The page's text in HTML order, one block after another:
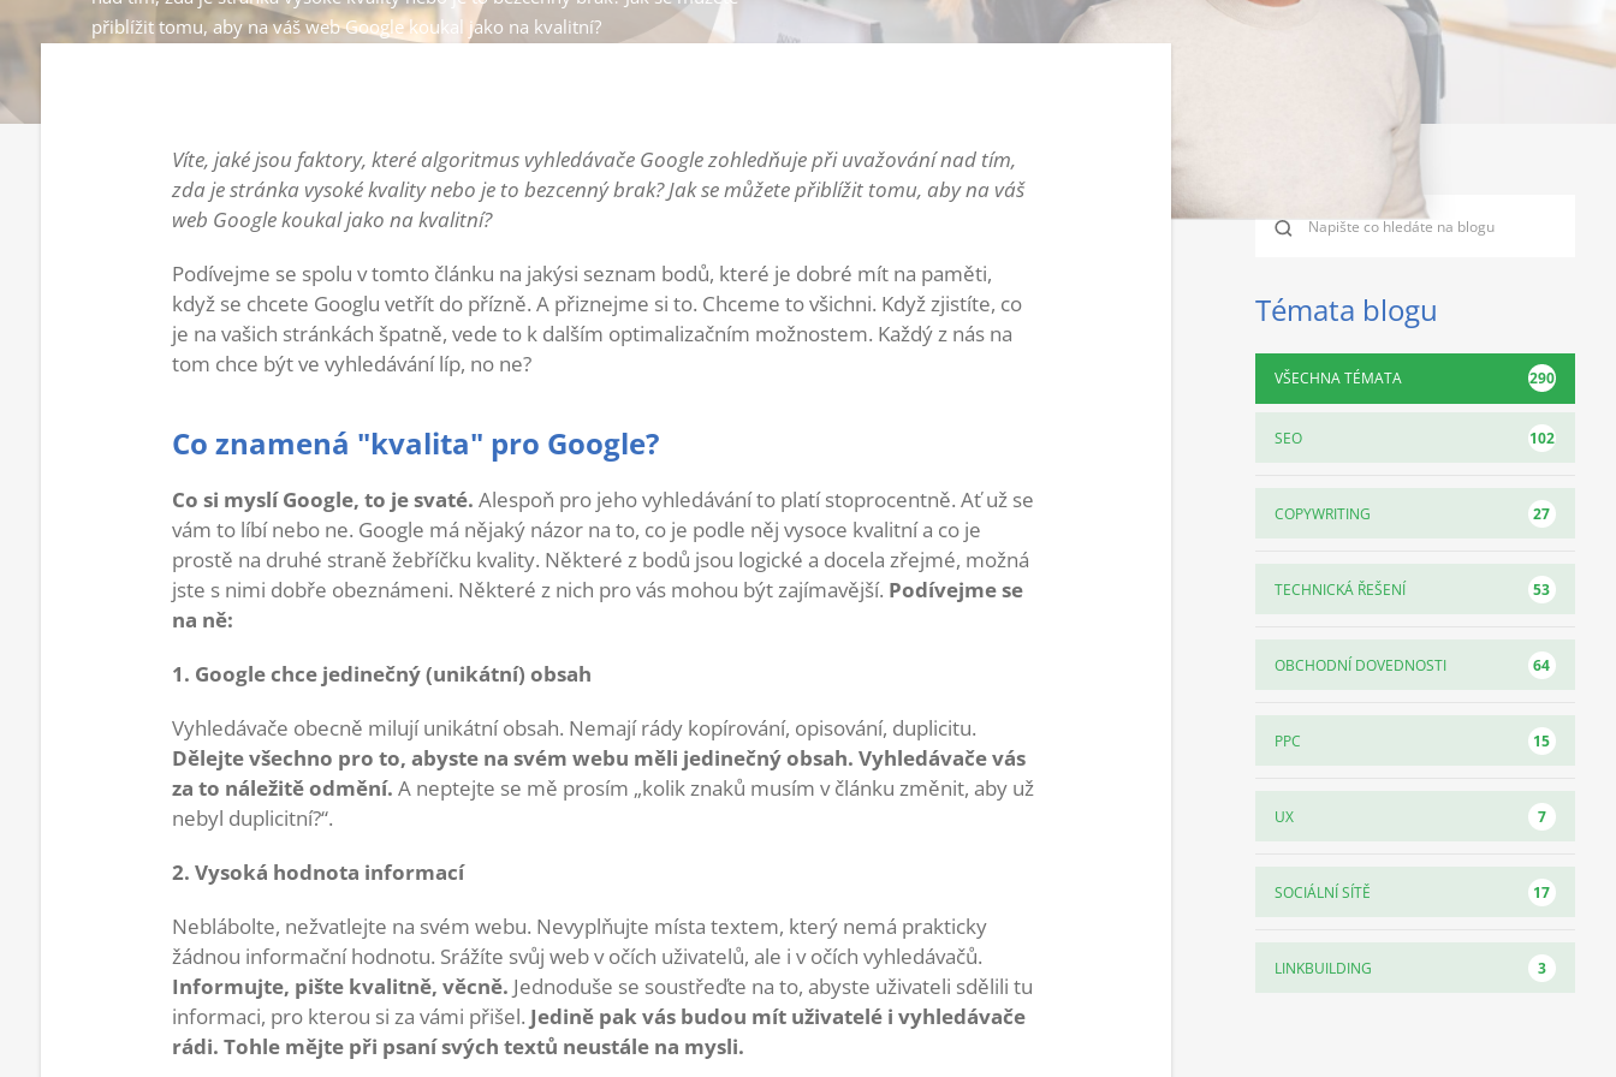
přiblížit tomu, aby na váš web Google koukal jako na kvalitní?
Víte, jaké jsou faktory, které algoritmus vyhledávače Google zohledňuje při uvažování nad tím,
zda je stránka vysoké kvality nebo je to bezcenný brak? Jak se můžete přiblížit tomu, aby na váš
web Google koukal jako na kvalitní?
Podívejme se spolu v tomto článku na jakýsi seznam bodů, které je dobré mít na paměti,
když se chcete Googlu vetřít do přízně. A přiznejme si to. Chceme to všichni. Když zjistíte, co
je na vašich stránkách špatně, vede to k dalším optimalizačním možnostem. Každý z nás na
tom chce být ve vyhledávání líp, no ne?
Co znamená "kvalita" pro Google?
Co si myslí Google, to je svaté. Alespoň pro jeho vyhledávání to platí stoprocentně. Ať už se
vám to líbí nebo ne. Google má nějaký názor na to, co je podle něj vysoce kvalitní a co je
prostě na druhé straně žebříčku kvality. Některé z bodů jsou logické a docela zřejmé, možná
jste s nimi dobře obeznámeni. Některé z nich pro vás mohou být zajímavější. Podívejme se
na ně:
1. Google chce jedinečný (unikátní) obsah
Vyhledávače obecně milují unikátní obsah. Nemají rády kopírování, opisování, duplicitu.
Dělejte všechno pro to, abyste na svém webu měli jedinečný obsah. Vyhledávače vás
za to náležitě odmění. A neptejte se mě prosím „kolik znaků musím v článku změnit, aby už
nebyl duplicitní?“.
2. Vysoká hodnota informací
Neblábolte, nežvatlejte na svém webu. Nevyplňujte místa textem, který nemá prakticky
žádnou informační hodnotu. Srážíte svůj web v očích uživatelů, ale i v očích vyhledávačů.
Informujte, pište kvalitně, věcně. Jednoduše se soustřeďte na to, abyste uživateli sdělili tu
informaci, pro kterou si za vámi přišel. Jedině pak vás budou mít uživatelé i vyhledávače
rádi. Tohle mějte při psaní svých textů neustále na mysli.
Témata blogu
VŠECHNA TÉMATA 290
SEO 102
COPYWRITING 27
TECHNICKÁ ŘEŠENÍ 53
OBCHODNÍ DOVEDNOSTI 64
PPC 15
UX 7
SOCIÁLNÍ SÍTĚ 17
LINKBUILDING 3